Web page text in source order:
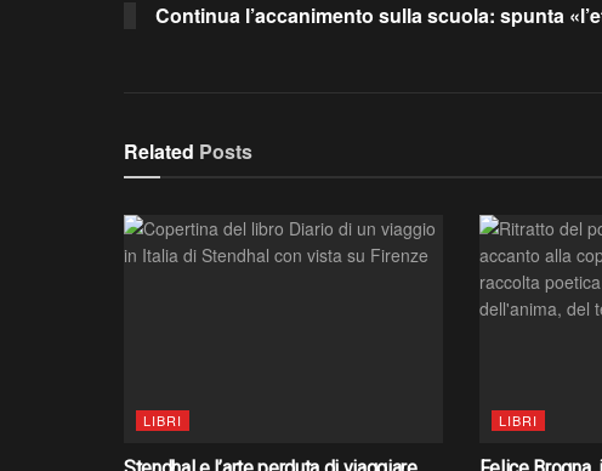
Continua l’accanimento sulla scuola: spunta
Related Posts
LIBRI LIBRI